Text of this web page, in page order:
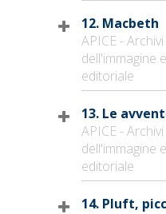
12. Macbeth
APICE -
dell'immagine
editoriale
13. Le
APICE -
dell'immagine
editoriale
14. Pluft,